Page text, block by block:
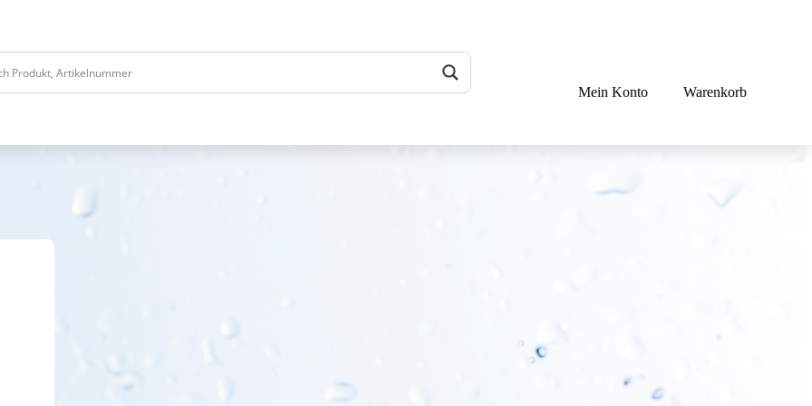
Mein Konto Warenkorb